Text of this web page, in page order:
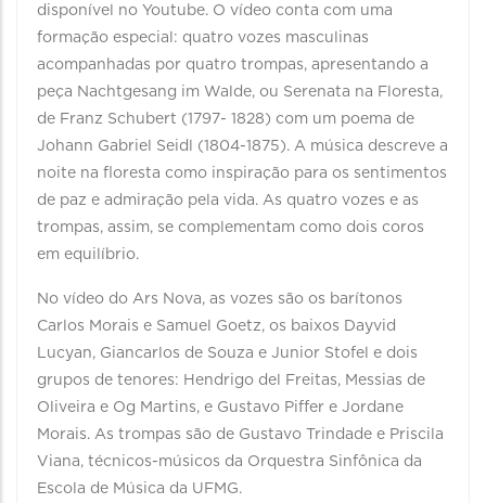
disponível no Youtube. O vídeo conta com uma
formação especial: quatro vozes masculinas
acompanhadas por quatro trompas, apresentando a
peça Nachtgesang im Walde, ou Serenata na Floresta,
de Franz Schubert (1797- 1828) com um poema de
Johann Gabriel Seidl (1804-1875). A música descreve a
noite na floresta como inspiração para os sentimentos
de paz e admiração pela vida. As quatro vozes e as
trompas, assim, se complementam como dois coros
em equilíbrio.
No vídeo do Ars Nova, as vozes são os barítonos
Carlos Morais e Samuel Goetz, os baixos Dayvid
Lucyan, Giancarlos de Souza e Junior Stofel e dois
grupos de tenores: Hendrigo del Freitas, Messias de
Oliveira e Og Martins, e Gustavo Piffer e Jordane
Morais. As trompas são de Gustavo Trindade e Priscila
Viana, técnicos-músicos da Orquestra Sinfônica da
Escola de Música da UFMG.